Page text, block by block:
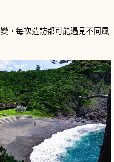
，每次造訪都可能遇見不同風